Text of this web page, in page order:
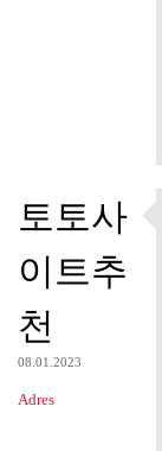
토토사
이트추
천
08.01.2023
Adres